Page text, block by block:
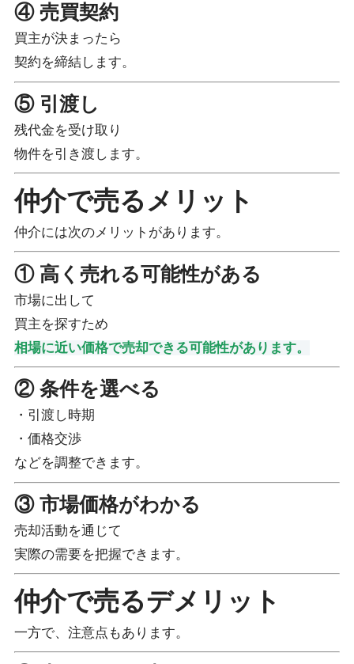
④ 売買契約
買主が決まったら
契約を締結します。
⑤ 引渡し
残代金を受け取り
物件を引き渡します。
仲介で売るメリット
仲介には次のメリットがあります。
① 高く売れる可能性がある
市場に出して
買主を探すため
相場に近い価格で売却できる可能性があります。
② 条件を選べる
・引渡し時期
・価格交渉
などを調整できます。
③ 市場価格がわかる
売却活動を通じて
実際の需要を把握できます。
仲介で売るデメリット
一方で、注意点もあります。